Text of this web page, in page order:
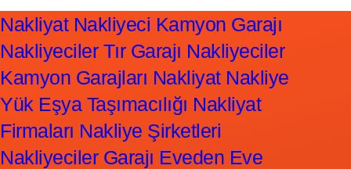
Nakliyat Nakliyeci Kamyon Garajı
Nakliyeciler Tır Garajı Nakliyeciler
Kamyon Garajları Nakliyat Nakliye
Yük Eşya Taşımacılığı Nakliyat
Firmaları Nakliye Şirketleri
Nakliyeciler Garajı Eveden Eve